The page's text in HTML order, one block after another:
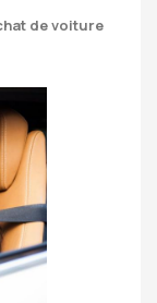
de voiture